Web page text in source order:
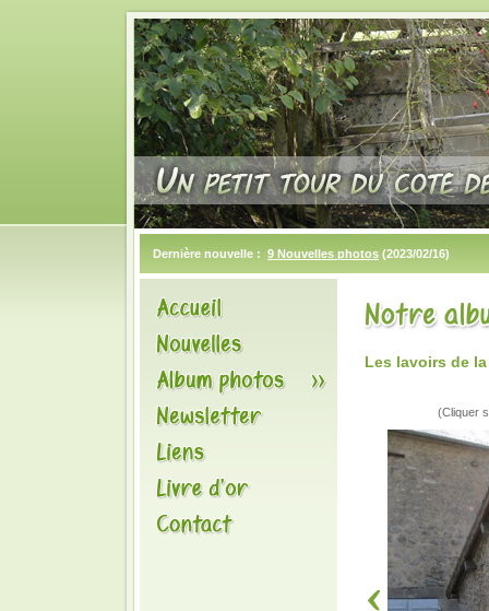
Dernière nouvelle : 9 Nouvelles photos (2023/02/16)
Les lavoirs de
(Cliquer